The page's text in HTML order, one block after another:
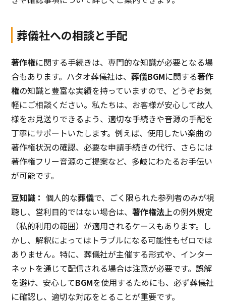
葬儀社への相談と手配
著作権に関する手続きは、専門的な知識が必要となる場
合もあります。ハタオ葬儀社は、葬儀BGMに関する著作
権の知識と豊富な実績を持っていますので、どうぞお気
軽にご相談ください。私たちは、お客様が安心して故人
様をお見送りできるよう、適切な手続きや音源の手配を
丁寧にサポートいたします。例えば、使用したい楽曲の
著作権状況の確認、必要な申請手続きの代行、さらには
著作権フリー音源のご提案など、多岐にわたるお手伝い
が可能です。
豆知識： 個人的な葬儀で、ごく限られた参列者のみが視
聴し、営利目的ではない場合は、著作権法 上の例外規定
（私的利用の範囲）が適用されるケースもあります。し
かし、解釈によってはトラブルになる可能性もゼロでは
ありません。特に、葬儀社が主催する形式や、インター
ネットを通じて配信される場合は注意が必要です。誤解
を避け、安心してBGMを使用するためにも、必ず葬儀社
に確認し、適切な対応をとることが重要です。